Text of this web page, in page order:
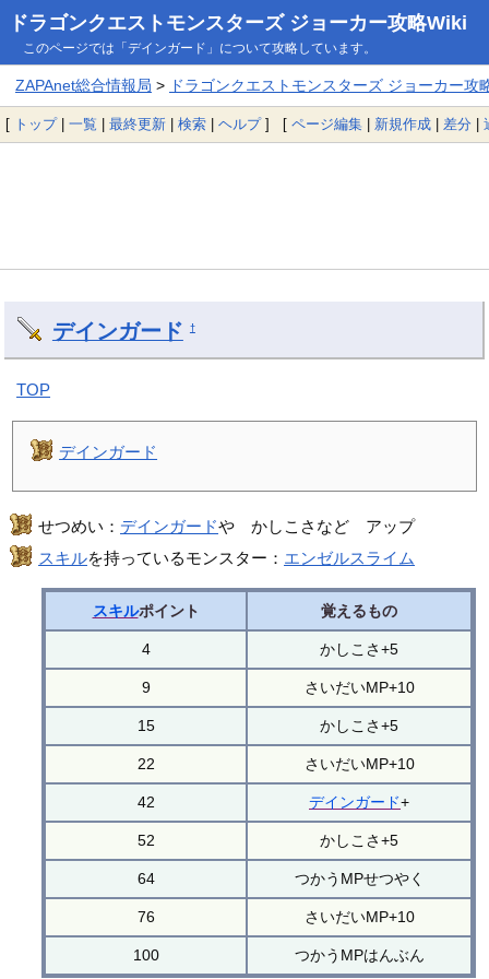
ドラゴンクエストモンスターズ ジョーカー攻略Wiki
このページでは「デインガード」について攻略しています。
ZAPAnet総合情報局 > ドラゴンクエストモンスターズ ジョーカー攻
[ トップ| 一覧 | 最終更新 | 検索 | ヘルプ] [ ページ編集 | 新規作成 | 差分 |
デインガード †
TOP
デインガード
せつめい： デインガードや かしこさなど アップ
スキルを持っているモンスター： エンゼルスライム
スキルポイント 覚えるもの
4 かしこさ+5
9 さいだいMP+10
15 かしこさ+5
22 さいだいMP+10
42 デインガード+
52 かしこさ+5
64 つかうMPせつやく
76 さいだいMP+10
100 つかうMPはんぶん